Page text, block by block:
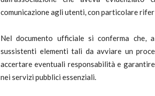
comunicazione agli utenti, con particolare
Nel documento ufficiale si conferma
sussistenti elementi tali da avviare un
accertare eventuali responsabilità e
nei servizi pubblici essenziali.